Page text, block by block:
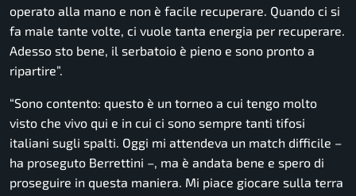
operato alla mano e non è facile recuperare. Quando ci si
fa male tante volte, ci vuole tanta energia per recuperare.
Adesso sto bene, il serbatoio è pieno e sono pronto a
ripartire”.
“Sono contento: questo è un torneo a cui tengo molto
visto che vivo qui e in cui ci sono sempre tanti tifosi
italiani sugli spalti. Oggi mi attendeva un match difficile –
ha proseguto Berrettini –, ma è andata bene e spero di
proseguire in questa maniera. Mi piace giocare sulla terra